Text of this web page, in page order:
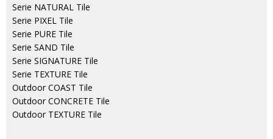
Serie NATURAL Tile
Serie PIXEL Tile
Serie PURE Tile
Serie SAND Tile
Serie SIGNATURE Tile
Serie TEXTURE Tile
Outdoor COAST Tile
Outdoor CONCRETE Tile
Outdoor TEXTURE Tile